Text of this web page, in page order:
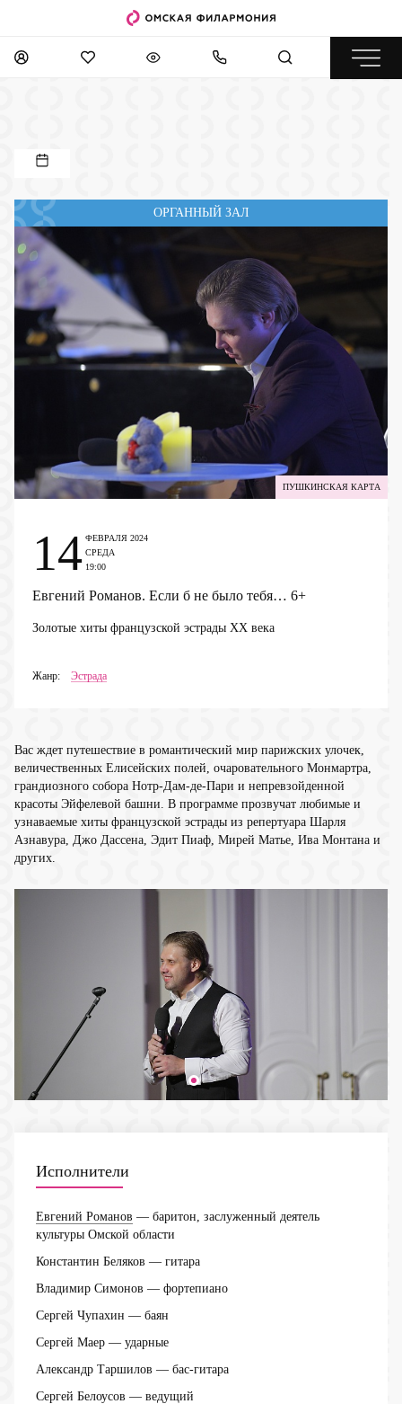
ОРГАННЫЙ ЗАЛ
ПУШКИНСКАЯ КАРТА
Евгений Романов. Если б не было тебя… 6+
Золотые хиты французской эстрады XX века
Жанр: Эстрада
14 ФЕВРАЛЯ 2024
СРЕДА
19:00
Вас ждет путешествие в романтический мир парижских улочек,
величественных Елисейских полей, очаровательного Монмартра,
грандиозного собора Нотр-Дам-де-Пари и непревзойденной
красоты Эйфелевой башни. В программе прозвучат любимые и
узнаваемые хиты французской эстрады из репертуара Шарля
Азнавура, Джо Дассена, Эдит Пиаф, Мирей Матье, Ива Монтана и
других.
Исполнители
Евгений Романов — баритон, заслуженный деятель
культуры Омской области
Константин Беляков — гитара
Владимир Симонов — фортепиано
Сергей Чупахин — баян
Сергей Маер — ударные
Александр Таршилов — бас-гитара
Сергей Белоусов — ведущий